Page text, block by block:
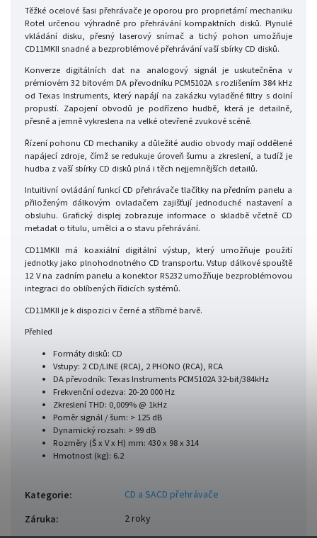
Těžké ocelové šasi přehrávače je oporou pro proprietární mechaniku
Rotel určenou výhradně pro přehrávání kompaktních disků. Plynulé
vkládání disku, přesný laserový snímač a tichý pohon umožňuje
CD11MKII snadné a bezproblémové přehrávání vaší sbírky CD disků.
Konverze digitálních dat na analogový signál je uskutečněna v
prémiovém 32 bitovém DA převodníku PCM5102A s rozlišením 384 kHz
od Texas Instruments, který napájí na zakázku vyladěné filtry s dolní
propustí. Zapojení obvodů je podřízeno hudbě, která je detailně,
přesně a jemně vykreslena na velké otevřené zvukové scéně.
Řízení pohonu CD mechaniky a důležité audio obvody mají oddělené
napájecí zdroje, čímž se redukuje úroveň šumu a zkreslení, a tudíž je
hudba z vaší sbírky CD disků plná i těch nejjemnějších detailů.
Intuitivní ovládání funkcí CD přehrávače tlačítky na předním panelu a
přiloženým dálkovým ovladačem zajišťují jednoduché nastavení a
obsluhu. Grafický displej zobrazuje informace o skladbě včetně CD
metadat o titulu, umělci a o stavu přehrávání.
CD11MKII má koaxiální digitální výstup, který umožňuje použití
jednotky jako plnohodnotného CD transportu. Vstup dálkové spouště
12 V na zadním panelu a konektor RS232 umožňuje bezproblémovou
integraci do oblíbených řídicích systémů.
CD11MKII je k dispozici v černé a stříbrné barvě.
Přehled
Formáty disků: CD
Vstupy: 2 CD/LINE (RCA), 2 PHONO (RCA), RCA
DA převodník: Texas Instruments PCM5102A 32-bit/384kHz
Frekvenční odezva: 20-20 000 Hz
Zkreslení THD: 0,009% @ 1kHz
Poměr signál / šum: > 125 dB
Dynamický rozsah: > 99 dB
Rozměry (Š x V x H) mm: 430 x 98 x 314
Hmotnost (kg): 6.2
Kategorie:
CD a SACD přehrávače
Záruka: 2 roky